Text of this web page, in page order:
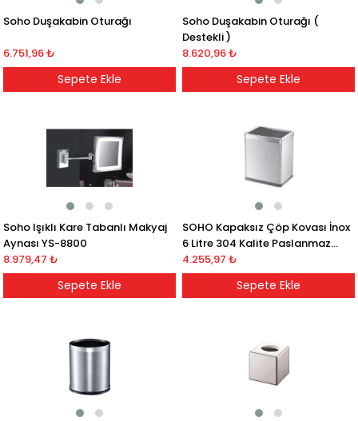
Soho Duşakabin Oturağı
6.751,96 ₺
Sepete Ekle
Soho Duşakabin Oturağı (
Destekli )
8.620,96 ₺
Sepete Ekle
Soho Işıklı Kare Tabanlı Makyaj
Aynası YS-8800
8.979,47 ₺
Sepete Ekle
SOHO Kapaksız Çöp Kovası İnox
6 Litre 304 Kalite Paslanmaz
Çelik
4.255,97 ₺
Sepete Ekle